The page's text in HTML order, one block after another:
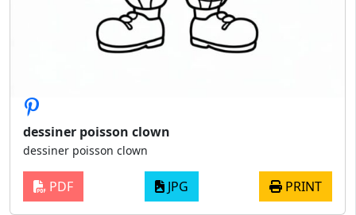
dessiner poisson clown
dessiner poisson clown
PDF JPG PRINT